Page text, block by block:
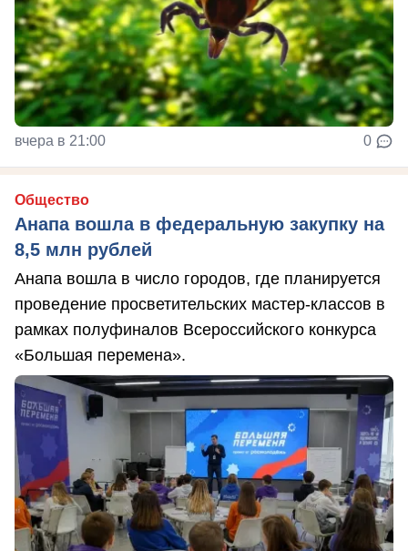
вчера в 21:00 0
Общество
Анапа вошла в федеральную закупку на
8,5 млн рублей
Анапа вошла в число городов, где планируется
проведение просветительских мастер-классов в
рамках полуфиналов Всероссийского конкурса
«Большая перемена».